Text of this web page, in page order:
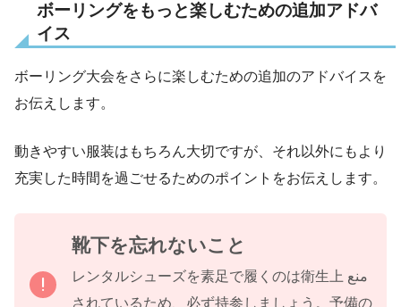
ボーリングをもっと楽しむための追加アドバ
イス
ボーリング大会をさらに楽しむための追加のアドバイスを
お伝えします。
動きやすい服装はもちろん大切ですが、それ以外にもより
充実した時間を過ごせるためのポイントをお伝えします。
靴下を忘れないこと
レンタルシューズを素足で履くのは衛生上 منع
されているため、必ず持参しましょう。予備の